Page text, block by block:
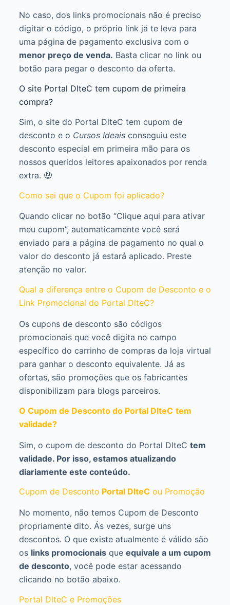
No caso, dos links promocionais não é preciso
digitar o código, o próprio link já te leva para
uma página de pagamento exclusiva com o
menor preço de venda. Basta clicar no link ou
botão para pegar o desconto da oferta.
O site Portal DlteC tem cupom de primeira
compra?
Sim, o site do Portal DlteC tem cupom de
desconto e o Cursos Ideaisconseguiu este
desconto especial em primeira mão para os
nossos queridos leitores apaixonados por renda
extra. 🤑
Como sei que o Cupom foi aplicado?
Quando clicar no botão “Clique aqui para ativar
meu cupom”, automaticamente você será
enviado para a página de pagamento no qual o
valor do desconto já estará aplicado. Preste
atenção no valor.
Qual a diferença entre o Cupom de Desconto e o
Link Promocional do Portal DlteC?
Os cupons de desconto são códigos
promocionais que você digita no campo
específico do carrinho de compras da loja virtual
para ganhar o desconto equivalente. Já as
ofertas, são promoções que os fabricantes
disponibilizam para blogs parceiros.
O Cupom de Desconto do Portal DlteC tem
validade?
Sim, o cupom de desconto do Portal DlteC tem
validade. Por isso, estamos atualizando
diariamente este conteúdo.
Cupom de Desconto Portal DlteC ou Promoção
No momento, não temos Cupom de Desconto
propriamente dito. Ás vezes, surge uns
descontos. O que existe atualmente é válido são
os links promocionaisque equivale a um cupom
de desconto, você pode estar acessando
clicando no botão abaixo.
Portal DlteC e Promoções